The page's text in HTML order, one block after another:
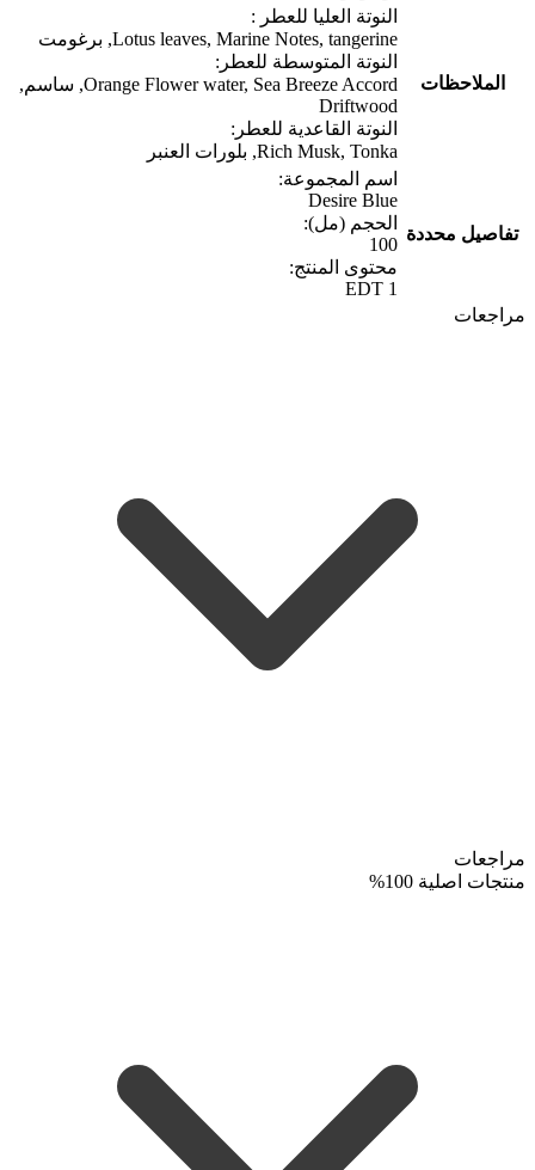
الملاحظات
النوتة العليا للعطر :
Lotus leaves, Marine Notes, tangerine, برغومت
النوتة المتوسطة للعطر:
Orange Flower water, Sea Breeze Accord, ساسم,
Driftwood
النوتة القاعدية للعطر:
Rich Musk, Tonka, بلورات العنبر
تفاصيل محددة
اسم المجموعة:
Desire Blue
الحجم (مل):
100
محتوى المنتج:
1 EDT
مراجعات
مراجعات
منتجات اصلية 100%